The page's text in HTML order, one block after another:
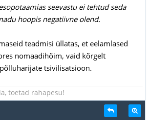
seevastu ei tehtud seda
hoopis negatiivne olend.
teadmisi üllatas, et eelamlased
nomaadihõim, vaid kõrgelt
tsivilisatsioon.
toetad rahapesu!